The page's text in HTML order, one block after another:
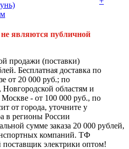
являются публичной
продажи (поставки)
Бесплатная доставка по
от 20 000 руб.; по
областям и
- от 100 000 руб., по
от города, уточните у
в регионы России
сумме заказа 20 000 рублей,
компаний. ТФ
электрики оптом!